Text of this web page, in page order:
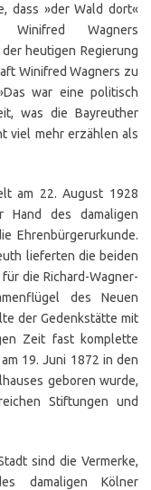
dass »der Wald dort«
Wagners
heutigen Regierung
Winifred Wagners zu
war eine politisch
was die Bayreuther
viel mehr erzählen als
am 22. August 1928
Hand des damaligen
Ehrenbürgerurkunde.
lieferten die beiden
die Richard-Wagner-
des Neuen
der Gedenkstätte mit
Zeit fast komplette
19. Juni 1872 in den
geboren wurde,
Stiftungen und
sind die Vermerke,
damaligen Kölner